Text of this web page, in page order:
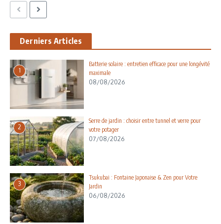
Derniers Articles
1
Batterie solaire : entretien efficace pour une longévité
maximale
08/08/2026
2
Serre de jardin : choisir entre tunnel et verre pour
votre potager
07/08/2026
3
Tsukubai : Fontaine Japonaise & Zen pour Votre
Jardin
06/08/2026